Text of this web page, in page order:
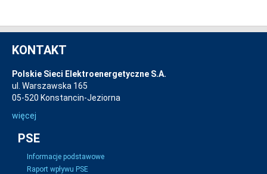
KONTAKT
Polskie Sieci Elektroenergetyczne S.A.
ul. Warszawska 165
05-520 Konstancin-Jeziorna
więcej
PSE
Informacje podstawowe
Raport wpływu PSE